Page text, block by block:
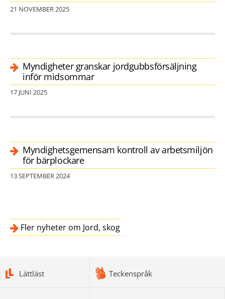
21 NOVEMBER 2025
Myndigheter granskar jordgubbsförsäljning
inför midsommar
17 JUNI 2025
Myndighetsgemensam kontroll av arbetsmiljön
för bärplockare
13 SEPTEMBER 2024
Fler nyheter om Jord, skog
Lättläst Teckenspråk